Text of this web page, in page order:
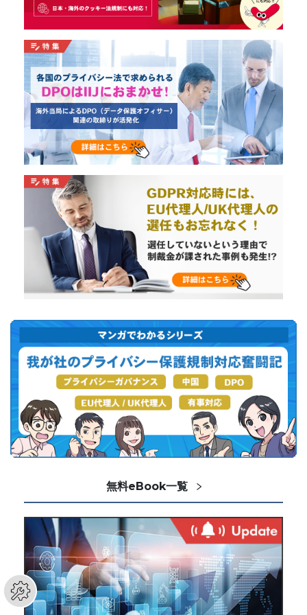
無料eBook一覧